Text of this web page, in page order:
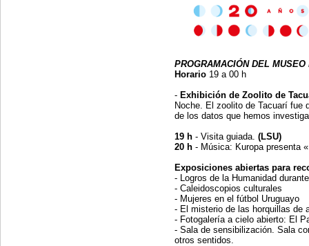
PROGRAMACIÓN DEL
Horario 19 a 00 h
- Exhibición de Zoolito de
Noche. El zoolito de Tacuarí fue
de los datos que hemos
19 h - Visita guiada. (LSU)
20 h - Música: Kuropa presenta
Exposiciones abiertas para
- Logros de la Humanidad
- Caleidoscopios culturales
- Mujeres en el fútbol Uruguayo
- El misterio de las horquillas de
- Fotogalería a cielo abierto: El
- Sala de sensibilización. Sala
otros sentidos.